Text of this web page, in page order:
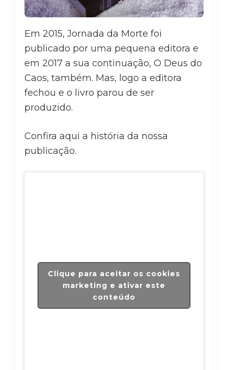
Em 2015, Jornada da Morte foi
publicado por uma pequena editora e
em 2017 a sua continuação, O Deus do
Caos, também. Mas, logo a editora
fechou e o livro parou de ser
produzido.
Confira aqui a história da nossa
publicação.
Clique para aceitar os cookies
marketing e ativar este
conteúdo